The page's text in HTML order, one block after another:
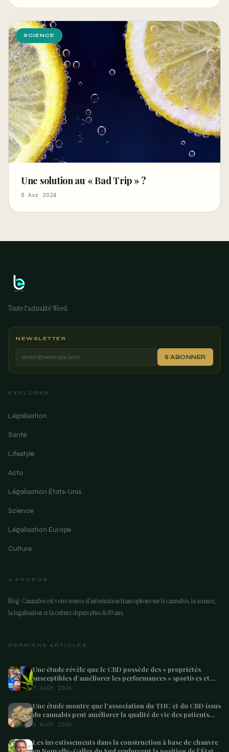
SCIENCE
Une solution au « Bad Trip » ?
8 Avr 2024
Toute l'actualité Weed
NEWSLETTER
S'ABONNER
EXPLORER
Légalisation
Santé
Lifestyle
Actu
Légalisation États-Unis
Science
Légalisation Europe
Culture
A PROPOS
Blog-Cannabis est votre source d'information francophone sur le cannabis, la science,
la legalisation et la culture depuis plus de 10 ans.
DERNIERS ARTICLES
Une étude révèle que le CBD possède des « propriétés
susceptibles d’améliorer les performances » sportives et
pourrait aider les athlètes à récupérer après l’effort
7 Août 2026
Une étude montre que l’association du THC et du CBD issus
du cannabis peut améliorer la qualité de vie des patients
atteints de démence – Marijuana Moment
6 Août 2026
Les investissements dans la construction à base de chanvre